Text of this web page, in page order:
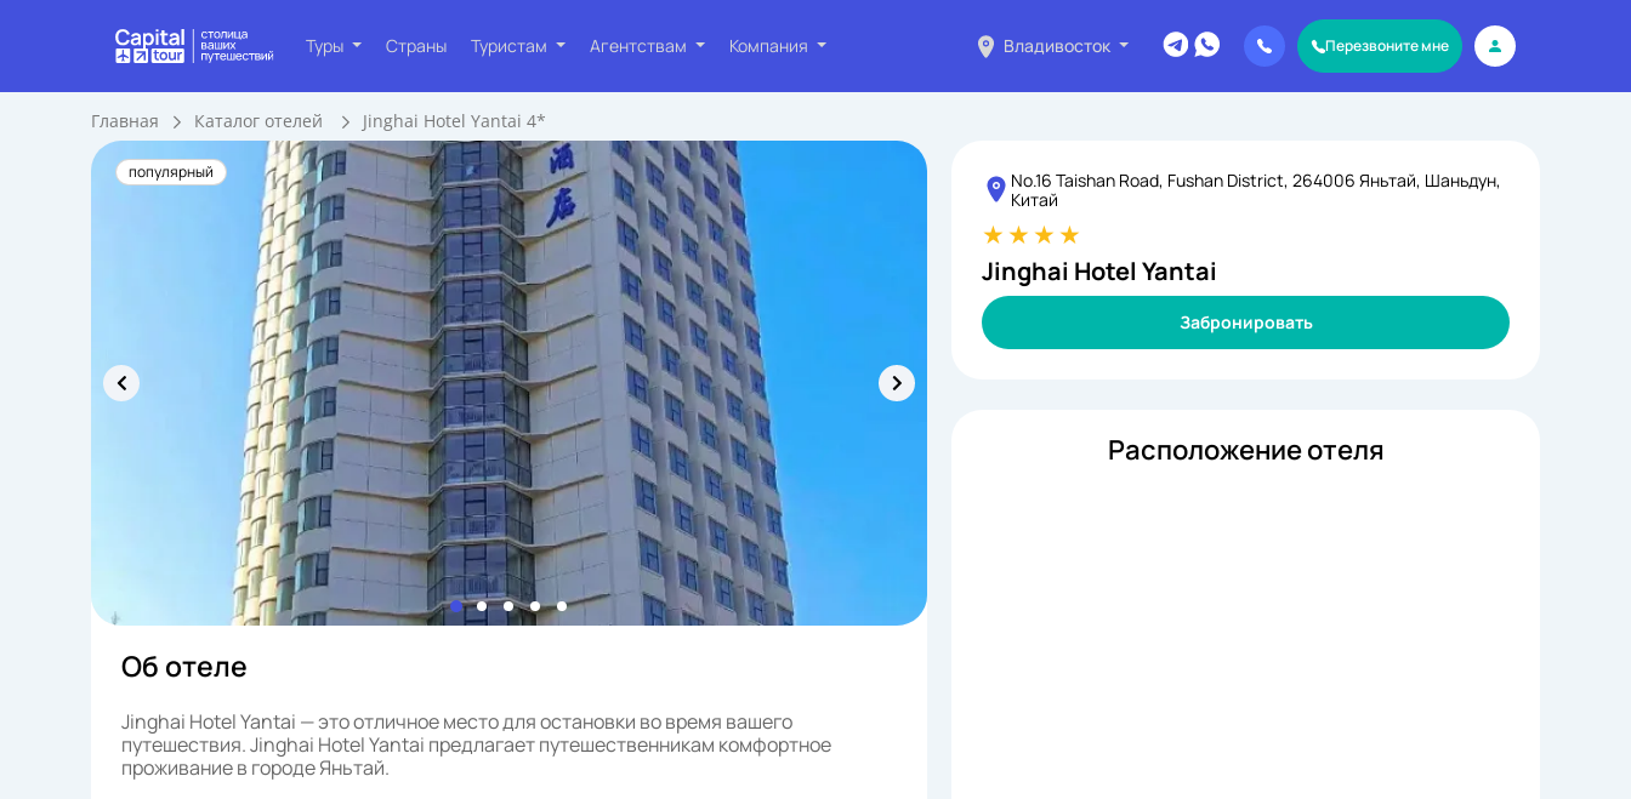
Туры Страны Туристам Агентствам Компания Владивосток Перезвоните мне
Главная Каталог отелей Jinghai Hotel Yantai 4*
популярный
Об отеле
Jinghai Hotel Yantai — это отличное место для остановки во время вашего
путешествия. Jinghai Hotel Yantai предлагает путешественникам комфортное
проживание в городе Яньтай.
No.16 Taishan Road, Fushan District, 264006 Яньтай, Шаньдун,
Китай
Jinghai Hotel Yantai
Забронировать
Расположение отеля